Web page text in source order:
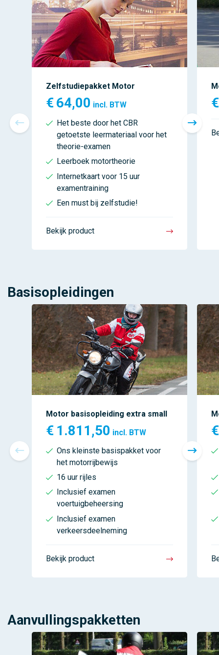
Zelfstudiepakket Motor
€ 64,00 incl. BTW
Het beste door het CBR
getoetste leermateriaal voor het
theorie-examen
Leerboek motortheorie
Internetkaart voor 15 uur
examentraining
Een must bij zelfstudie!
Bekijk product
€
Basisopleidingen
Motor basisopleiding extra small
€ 1.811,50 incl. BTW
Ons kleinste basispakket voor
het motorrijbewijs
16 uur rijles
Inclusief examen
voertuigbeheersing
Inclusief examen
verkeersdeelneming
Bekijk product
€
Aanvullingspakketten